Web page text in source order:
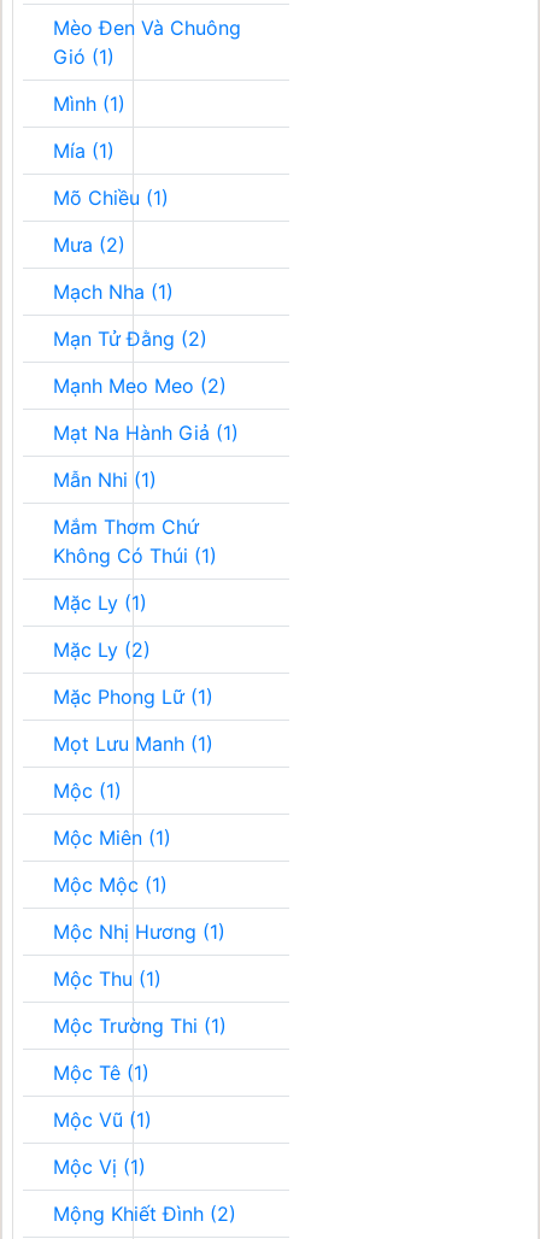
Mèo Đen Và Chuông
Gió (1)
Mình (1)
Mía (1)
Mõ Chiều (1)
Mưa (2)
Mạch Nha (1)
Mạn Tử Đằng (2)
Mạnh Meo Meo (2)
Mạt Na Hành Giả (1)
Mẫn Nhi (1)
Mắm Thơm Chứ
Không Có Thúi (1)
Mặc Ly (1)
Mặc Ly (2)
Mặc Phong Lữ (1)
Mọt Lưu Manh (1)
Mộc (1)
Mộc Miên (1)
Mộc Mộc (1)
Mộc Nhị Hương (1)
Mộc Thu (1)
Mộc Trường Thi (1)
Mộc Tê (1)
Mộc Vũ (1)
Mộc Vị (1)
Mộng Khiết Đình (2)